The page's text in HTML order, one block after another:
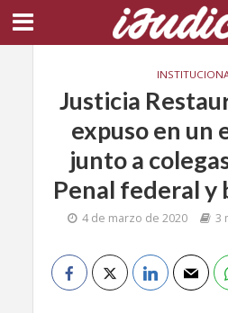
Justicia
expuso en un
junto a
Penal federal y
4 de marzo de 2020 3